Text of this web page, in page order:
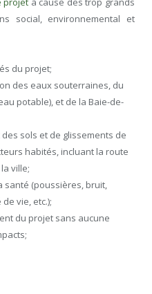
social, environnemental et
du projet;
des eaux souterraines, du
potable), et de la Baie-de-
sols et de glissements de
habités, incluant la route
ville;
santé (poussières, bruit,
vie, etc.);
du projet sans aucune